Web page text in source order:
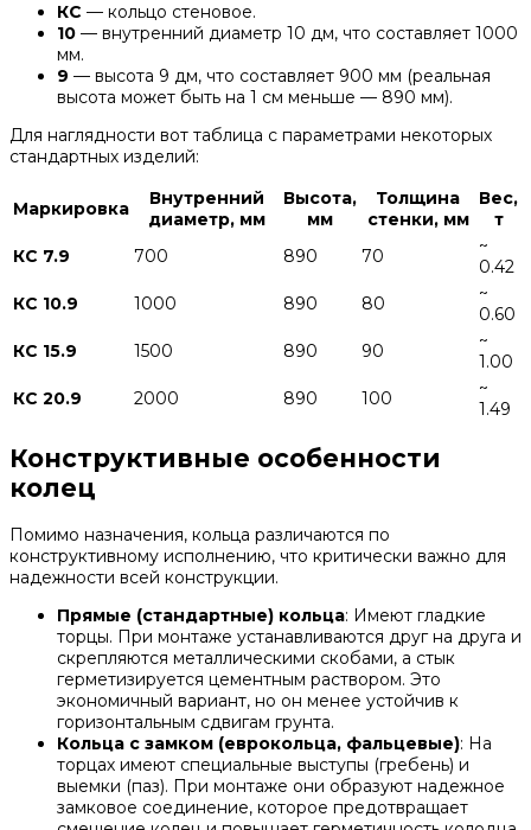
КС — кольцо стеновое.
10 — внутренний диаметр 10 дм, что составляет 1000
мм.
9 — высота 9 дм, что составляет 900 мм (реальная
высота может быть на 1 см меньше — 890 мм).
Для наглядности вот таблица с параметрами некоторых
стандартных изделий:
Маркировка
Внутренний
диаметр, мм
Высота,
мм
Толщина
стенки, мм
Вес,
т
КС 7.9
700 890 70
~
0.42
КС 10.9
1000 890 80
~
0.60
КС 15.9
1500 890 90
~
1.00
КС 20.9
2000 890 100
~
1.49
Конструктивные особенности
колец
Помимо назначения, кольца различаются по
конструктивному исполнению, что критически важно для
надежности всей конструкции.
Прямые (стандартные) кольца: Имеют гладкие
торцы. При монтаже устанавливаются друг на друга и
скрепляются металлическими скобами, а стык
герметизируется цементным раствором. Это
экономичный вариант, но он менее устойчив к
горизонтальным сдвигам грунта.
Кольца с замком (еврокольца, фальцевые): На
торцах имеют специальные выступы (гребень) и
выемки (паз). При монтаже они образуют надежное
замковое соединение, которое предотвращает